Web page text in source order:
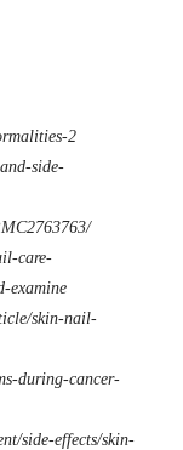
2
side-
care-
examine
skin-nail-
during-cancer-
side-effects/skin-